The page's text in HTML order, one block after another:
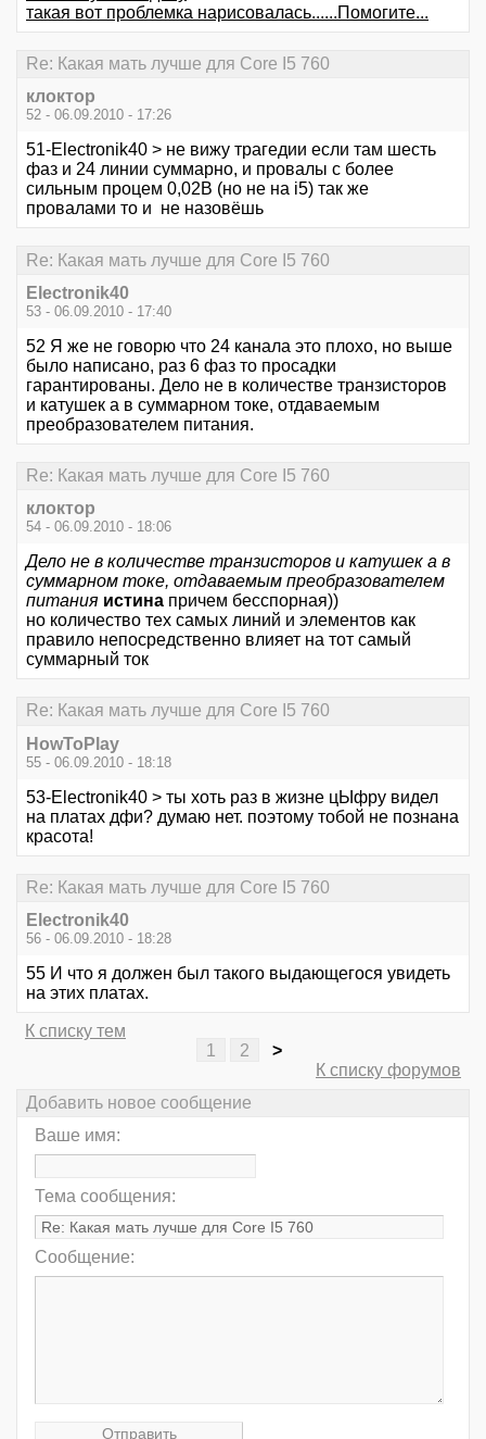
такая вот проблемка нарисовалась......Помогите...
Re: Какая мать лучше для Core I5 760
клоктор
52 - 06.09.2010 - 17:26
51-Electronik40 > не вижу трагедии если там шесть
фаз и 24 линии суммарно, и провалы с более
сильным процем 0,02В (но не на i5) так же
провалами то и не назовёшь
Re: Какая мать лучше для Core I5 760
Electronik40
53 - 06.09.2010 - 17:40
52 Я же не говорю что 24 канала это плохо, но выше
было написано, раз 6 фаз то просадки
гарантированы. Дело не в количестве транзисторов
и катушек а в суммарном токе, отдаваемым
преобразователем питания.
Re: Какая мать лучше для Core I5 760
клоктор
54 - 06.09.2010 - 18:06
Дело не в количестве транзисторов и катушек а в
суммарном токе, отдаваемым преобразователем
питания истина причем бесспорная))
но количество тех самых линий и элементов как
правило непосредственно влияет на тот самый
суммарный ток
Re: Какая мать лучше для Core I5 760
HowToPlay
55 - 06.09.2010 - 18:18
53-Electronik40 > ты хоть раз в жизне цЫфру видел
на платах дфи? думаю нет. поэтому тобой не познана
красота!
Re: Какая мать лучше для Core I5 760
Electronik40
56 - 06.09.2010 - 18:28
55 И что я должен был такого выдающегося увидеть
на этих платах.
К списку тем
1
2
>
К списку форумов
Добавить новое сообщение
Ваше имя:
Тема сообщения:
Сообщение: